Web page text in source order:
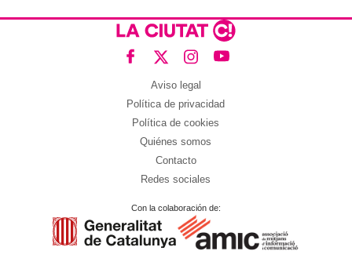
Aviso legal
Política de privacidad
Política de cookies
Quiénes somos
Contacto
Redes sociales
Con la colaboración de: